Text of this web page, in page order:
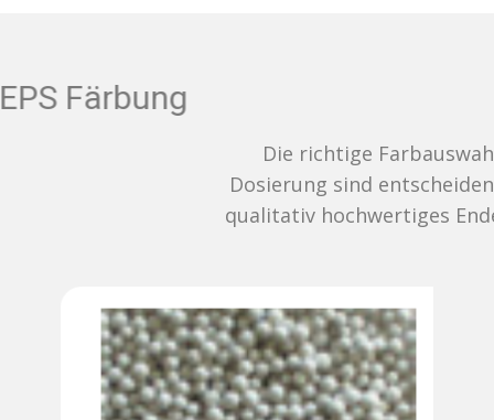
EPS Färbung
Die richtige Farbauswahl und
Dosierung sind entscheidend für ein
qualitativ hochwertiges Endergebnis.